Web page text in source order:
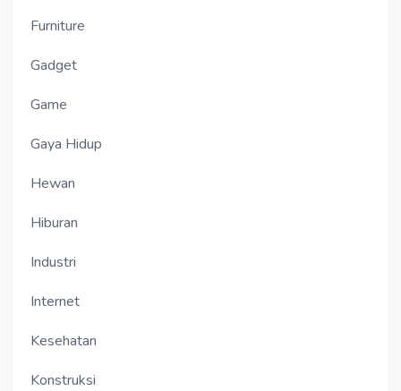
Furniture
Gadget
Game
Gaya Hidup
Hewan
Hiburan
Industri
Internet
Kesehatan
Konstruksi